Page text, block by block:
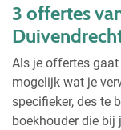
3 offertes
Als je offertes
mogelijk wat je
specifieker, des te
boekhouder die